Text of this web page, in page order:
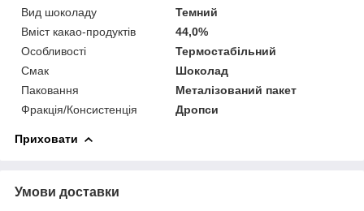
Вид шоколаду
Темний
Вміст какао-продуктів
44,0%
Особливості
Термостабільний
Смак
Шоколад
Паковання
Металізований пакет
Фракція/Консистенція
Дропси
Приховати
Умови доставки